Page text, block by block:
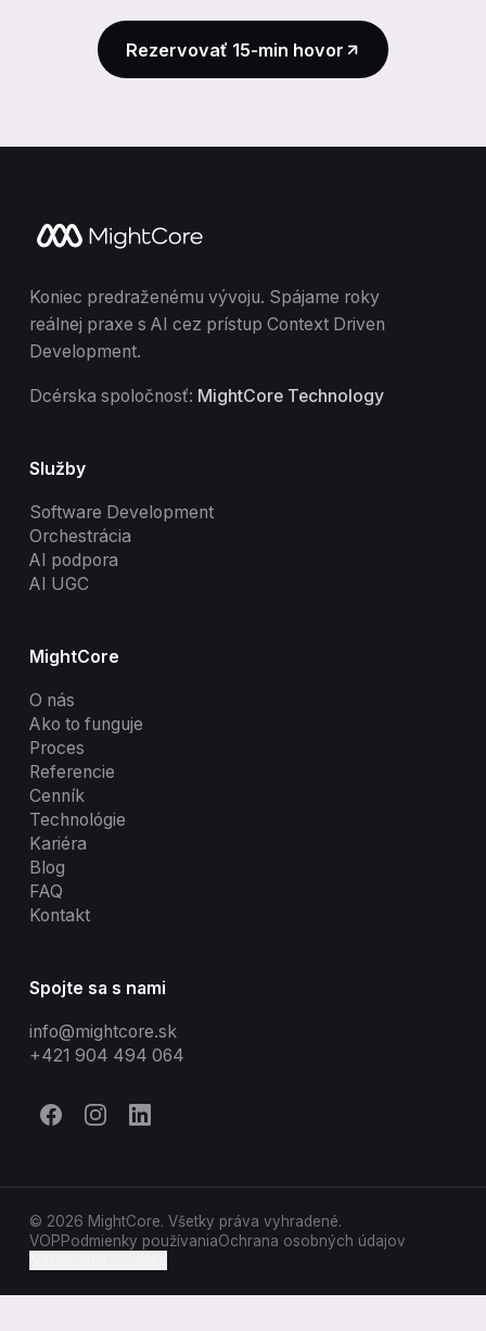
Rezervovať 15-min hovor
Koniec predraženému vývoju. Spájame roky
reálnej praxe s AI cez prístup Context Driven
Development.
Dcérska spoločnosť: MightCore Technology
Služby
Software Development
Orchestrácia
AI podpora
AI UGC
MightCore
O nás
Ako to funguje
Proces
Referencie
Cenník
Technológie
Kariéra
Blog
FAQ
Kontakt
Spojte sa s nami
info@mightcore.sk
+421 904 494 064
© 2026 MightCore. Všetky práva vyhradené.
VOPPodmienky používaniaOchrana osobných údajov